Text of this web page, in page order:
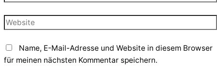
Mail-
Adresse*
Website
Name, E-Mail-Adresse und Website in diesem Browser
für meinen nächsten Kommentar speichern.